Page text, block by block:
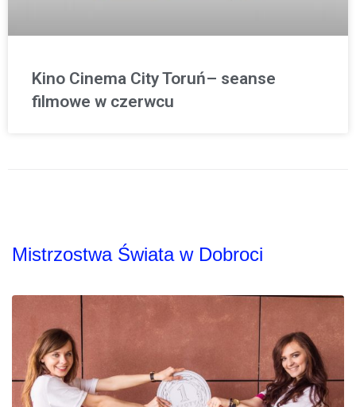
Kino Cinema City Toruń– seanse
filmowe w czerwcu
Mistrzostwa Świata w Dobroci